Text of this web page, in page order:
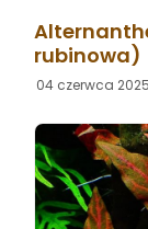
rubinowa)
04 czerwca